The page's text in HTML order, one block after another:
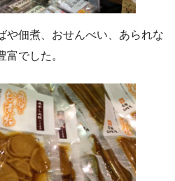
や佃煮、おせんべい、あられな
富でした。